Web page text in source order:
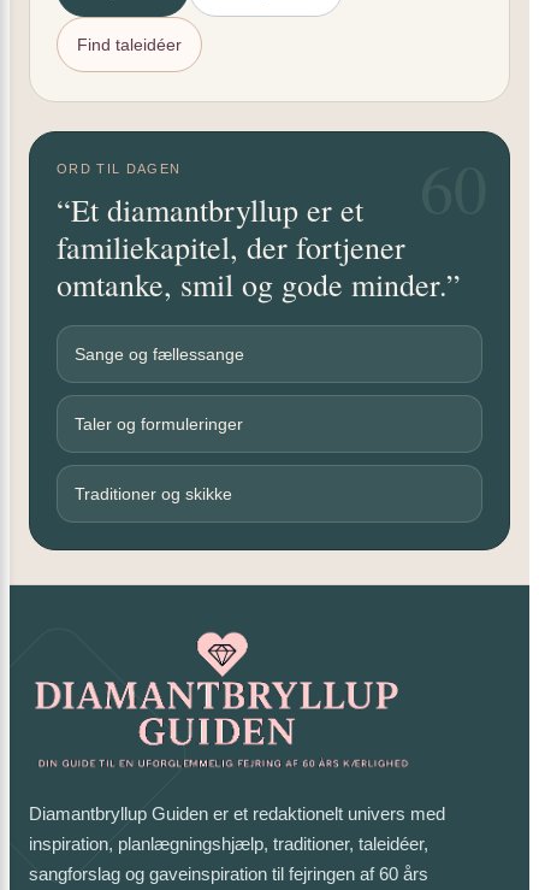
Find taleidéer
ORD TIL DAGEN
“Et diamantbryllup er et
familiekapitel, der fortjener
omtanke, smil og gode minder.”
Sange og fællessange
Taler og formuleringer
Traditioner og skikke
Diamantbryllup Guiden er et redaktionelt univers med
inspiration, planlægningshjælp, traditioner, taleidéer,
sangforslag og gaveinspiration til fejringen af 60 års